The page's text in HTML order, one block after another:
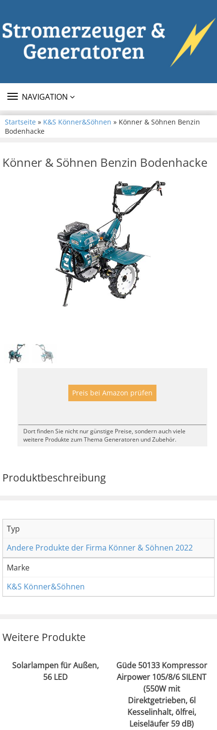
TOGGLE
NAVIGATION
Startseite » K&S Könner&Söhnen » Könner & Söhnen Benzin
Bodenhacke
Könner & Söhnen Benzin Bodenhacke
Preis bei Amazon prüfen
Dort finden Sie nicht nur günstige Preise, sondern auch viele
weitere Produkte zum Thema Generatoren und Zubehör.
Produktbeschreibung
Typ
Andere Produkte der Firma Könner & Söhnen 2022
Marke
K&S Könner&Söhnen
Weitere Produkte
Solarlampen für Außen,
56 LED
Güde 50133 Kompressor
Airpower 105/8/6 SILENT
(550W mit
Direktgetrieben, 6l
Kesselinhalt, ölfrei,
Leiseläufer 59 dB)